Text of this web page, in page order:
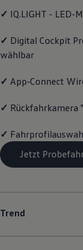
✓ IQ.LIGHT -
✓ Digital Cockpit
wählbar
✓ App‑Connect
✓ Rückfahrkamera
✓
Jetzt
Trend